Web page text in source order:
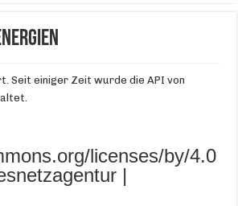
Seit einiger Zeit wurde die API von
licenses/by/4.0
|